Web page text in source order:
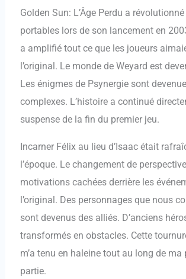
Golden Sun: L’Âge Perdu a révolutionné
portables lors de son lancement en
a amplifié tout ce que les joueurs
l’original. Le monde de Weyard est
Les énigmes de Psynergie sont
complexes. L’histoire a continué
suspense de la fin du premier jeu.
Incarner Félix au lieu d’Isaac était
l’époque. Le changement de
motivations cachées derrière les
l’original. Des personnages que nous
sont devenus des alliés. D’anciens
transformés en obstacles. Cette
m’a tenu en haleine tout au long de ma
partie.